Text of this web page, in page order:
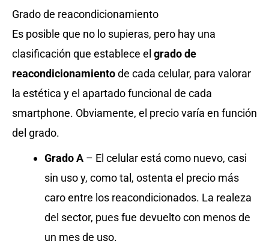
Grado de reacondicionamiento
Es posible que no lo supieras, pero hay una
clasificación que establece el grado de
reacondicionamientode cada celular, para valorar
la estética y el apartado funcional de cada
smartphone. Obviamente, el precio varía en función
del grado.
Grado A – El celular está como nuevo, casi
sin uso y, como tal, ostenta el precio más
caro entre los reacondicionados. La realeza
del sector, pues fue devuelto con menos de
un mes de uso.